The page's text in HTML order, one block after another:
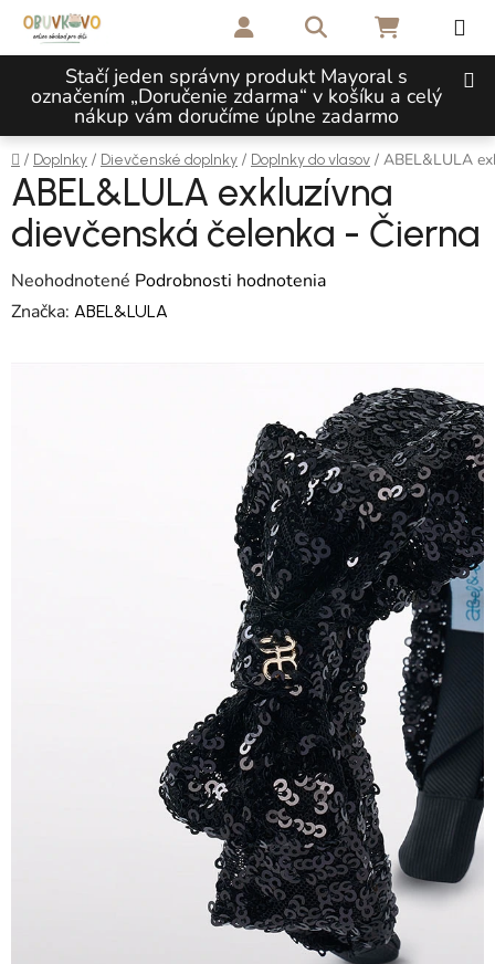
Prejsť na obsah
Stačí jeden správny produkt Mayoral s
označením „Doručenie zdarma“ v košíku a celý
nákup vám doručíme úplne zadarmo
Hľadať NÁKUPNÝ
Domov
/ Doplnky / Dievčenské doplnky / Doplnky do vlasov / ABEL&LULA
ABEL&LULA exkluzívna
dievčenská čelenka - Čierna
Priemerné hodnotenie produktu je 0,0 z 5 hviezdičiek.
Neohodnotené Podrobnosti hodnotenia
Značka: ABEL&LULA